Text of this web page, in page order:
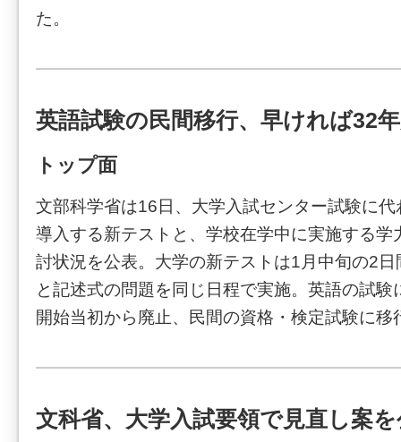
た。
英語試験の民間移行、早ければ32
トップ面
文部科学省は16日、大学入試センター試験に
導入する新テストと、学校在学中に実施する学
討状況を公表。大学の新テストは1月中旬の2
と記述式の問題を同じ日程で実施。英語の試験
開始当初から廃止、民間の資格・検定試験に移
文科省、大学入試要領で見直し案